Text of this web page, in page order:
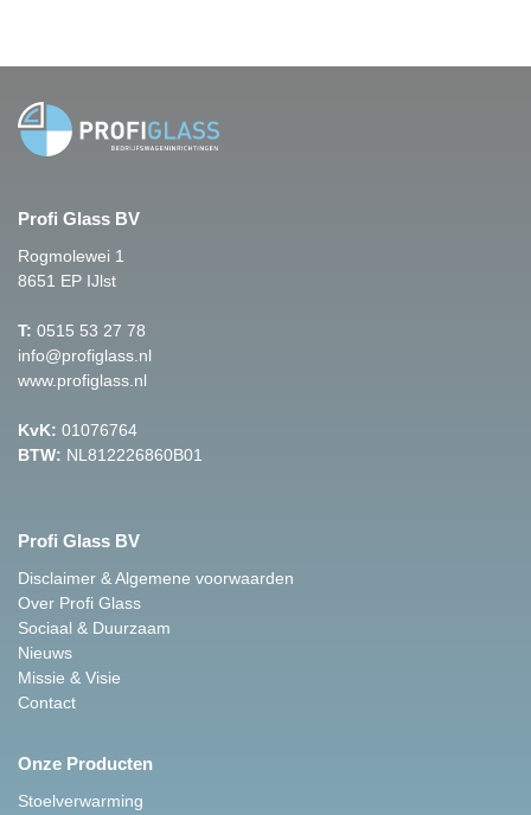
Profi Glass BV
Rogmolewei 1
8651 EP IJlst
T: 0515 53 27 78
info@profiglass.nl
www.profiglass.nl
KvK: 01076764
BTW: NL812226860B01
Profi Glass BV
Disclaimer & Algemene voorwaarden
Over Profi Glass
Sociaal & Duurzaam
Nieuws
Missie & Visie
Contact
Onze Producten
Stoelverwarming